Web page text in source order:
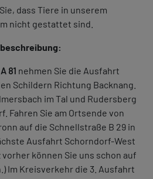
dass Tiere in unserem
nicht gestattet sind.
81 nehmen Sie die Ausfahrt
Schildern Richtung Backnang.
im Tal und Rudersberg
Fahren Sie am Ortsende von
auf die Schnellstraße B 29 in
Ausfahrt Schorndorf-West
können Sie uns schon auf
Im Kreisverkehr die 3. Ausfahrt